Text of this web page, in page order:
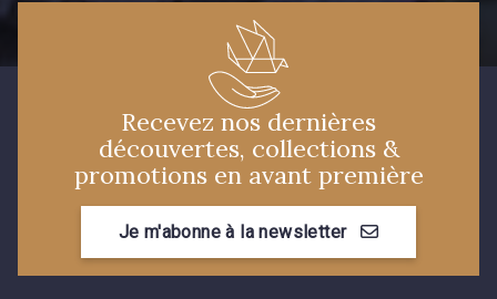
Recevez nos dernières
découvertes, collections &
promotions en avant première
Je m'abonne à la newsletter